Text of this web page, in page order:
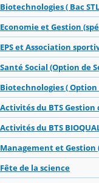
Biotechnologies ( Bac
Economie et Gestion
EPS et Association
Santé Social (Option de
Biotechnologies ( Option
Activités du BTS Gestion
Activités du BTS
Management et Gestion
Fête de la science